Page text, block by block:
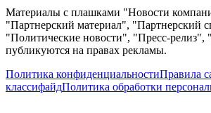
Материалы с плашками "Новости
"Партнерский материал", "Партнерский
"Политические новости", "Пресс-
публикуются на правах рекламы.
Политика конфиденциальностиПравила
классифайдПолитика обработки